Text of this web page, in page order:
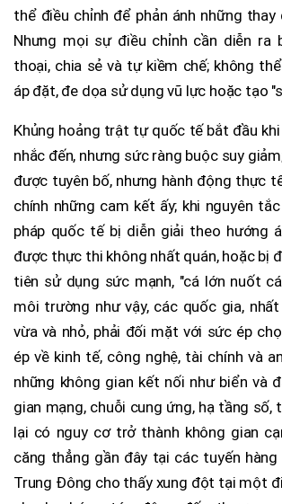
thể điều chỉnh để phản ánh những
Nhưng mọi sự điều chỉnh cần diễn ra
thoại, chia sẻ và tự kiềm chế; không
áp đặt, đe dọa sử dụng vũ lực hoặc tạo
Khủng hoảng trật tự quốc tế bắt đầu
nhắc đến, nhưng sức ràng buộc suy
được tuyên bố, nhưng hành động thực
chính những cam kết ấy; khi nguyên
pháp quốc tế bị diễn giải theo hướng
được thực thi không nhất quán, hoặc bị
tiên sử dụng sức mạnh, "cá lớn nuốt
môi trường như vậy, các quốc gia,
vừa và nhỏ, phải đối mặt với sức ép
ép về kinh tế, công nghệ, tài chính và
những không gian kết nối như biển và
gian mạng, chuỗi cung ứng, hạ tầng số,
lại có nguy cơ trở thành không gian
căng thẳng gần đây tại các tuyến
Trung Đông cho thấy xung đột tại một